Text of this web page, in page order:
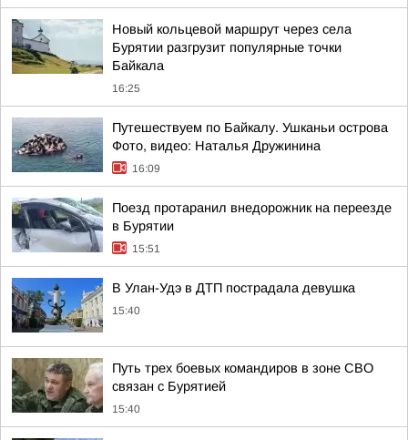
Новый кольцевой маршрут через села
Бурятии разгрузит популярные точки
Байкала
16:25
Путешествуем по Байкалу. Ушканьи острова
Фото, видео: Наталья Дружинина
16:09
Поезд протаранил внедорожник на переезде
в Бурятии
15:51
В Улан-Удэ в ДТП пострадала девушка
15:40
Путь трех боевых командиров в зоне СВО
связан с Бурятией
15:40